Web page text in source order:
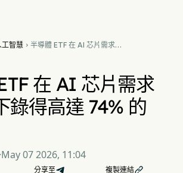
智慧 半導體 ETF 在 AI 芯片需求的
在 AI 芯片需求
錄得高達 74% 的
·May 07 2026, 11:04
分享至 複製連結